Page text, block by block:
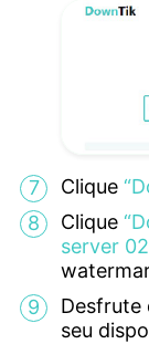
Clique
Clique
server
Desfrute
seu